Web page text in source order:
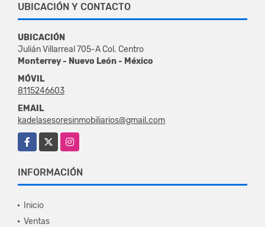
UBICACIÓN Y CONTACTO
UBICACIÓN
Julián Villarreal 705-A Col. Centro
Monterrey - Nuevo León - México
MÓVIL
8115246603
EMAIL
kadelasesoresinmobiliarios@gmail.com
Facebook
Instagram
INFORMACIÓN
Inicio
Ventas